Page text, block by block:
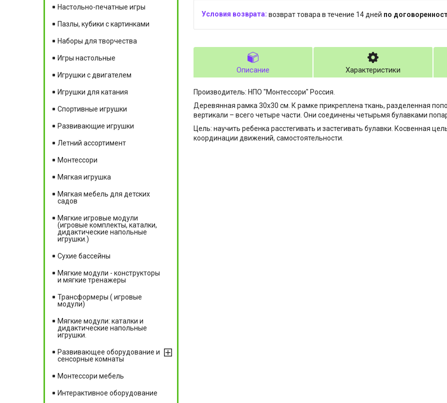
возврат товара в течение 14 дней по
Описание Характеристики
Производитель: НПО "Монтессори" Россия.
Деревянная рамка 30х30 см. К рамке прикреплена ткань, разделенная
вертикали – всего четыре части. Они соединены четырьмя булавками
Цель: научить ребенка расстегивать и застегивать булавки. Косвенная
координации движений, самостоятельности.
Настольно-печатные игры
Пазлы, кубики с картинками
Наборы для творчества
Игры настольные
Игрушки с двигателем
Игрушки для катания
Спортивные игрушки
Развивающие игрушки
Летний ассортимент
Монтессори
Мягкая игрушка
Мягкая мебель для детских
садов
Мягкие игровые модули
(игровые комплекты, каталки,
дидактические напольные
игрушки.)
Сухие бассейны
Мягкие модули - конструкторы
и мягкие тренажеры
Трансформеры ( игровые
модули)
Мягкие модули: каталки и
дидактические напольные
игрушки.
Развивающее оборудование и
сенсорные комнаты
Монтессори мебель
Интерактивное оборудование